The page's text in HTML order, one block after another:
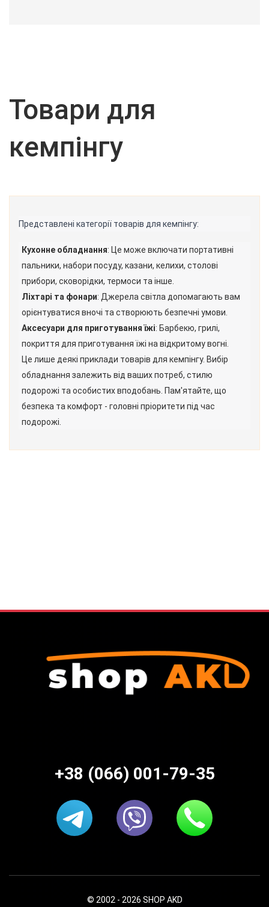
Товари для
кемпінгу
Представлені категорії товарів для кемпінгу:
Кухонне обладнання: Це може включати портативні
пальники, набори посуду, казани, келихи, столові
прибори, сковорідки, термоси та інше.
Ліхтарі та фонари: Джерела світла допомагають вам
орієнтуватися вночі та створюють безпечні умови.
Аксесуари для приготування їжі: Барбекю, грилі,
покриття для приготування їжі на відкритому вогні.
Це лише деякі приклади товарів для кемпінгу. Вибір
обладнання залежить від ваших потреб, стилю
подорожі та особистих вподобань. Пам'ятайте, що
безпека та комфорт - головні пріоритети під час
подорожі.
+38 (066) 001-79-35
© 2002 - 2026 SHOP AKD